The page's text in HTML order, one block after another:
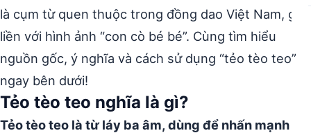
là cụm từ quen thuộc trong đồng dao Việt Nam, gắn
liền với hình ảnh “con cò bé bé”. Cùng tìm hiểu
nguồn gốc, ý nghĩa và cách sử dụng “tẻo tèo teo”
ngay bên dưới!
Tẻo tèo teo nghĩa là gì?
Tẻo tèo teo là từ láy ba âm, dùng để nhấn mạnh